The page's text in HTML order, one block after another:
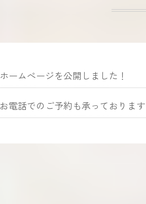
ホームぺージを公開しました！
お電話でのご予約も承っております